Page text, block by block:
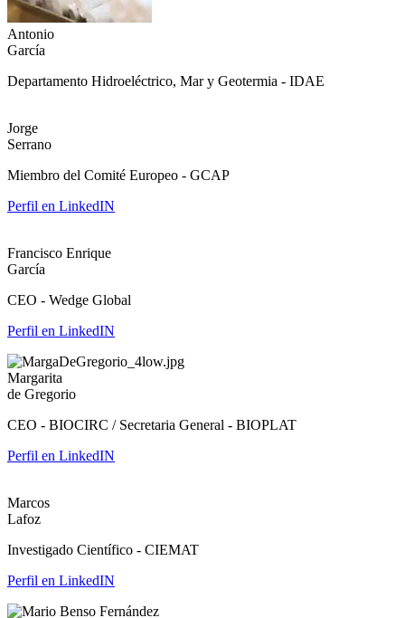
Antonio
García
Departamento Hidroeléctrico, Mar y Geotermia - IDAE
Jorge
Serrano
Miembro del Comité Europeo - GCAP
Perfil en LinkedIN
Francisco Enrique
García
CEO - Wedge Global
Perfil en LinkedIN
Margarita
de Gregorio
CEO - BIOCIRC / Secretaria General - BIOPLAT
Perfil en LinkedIN
Marcos
Lafoz
Investigado Científico - CIEMAT
Perfil en LinkedIN